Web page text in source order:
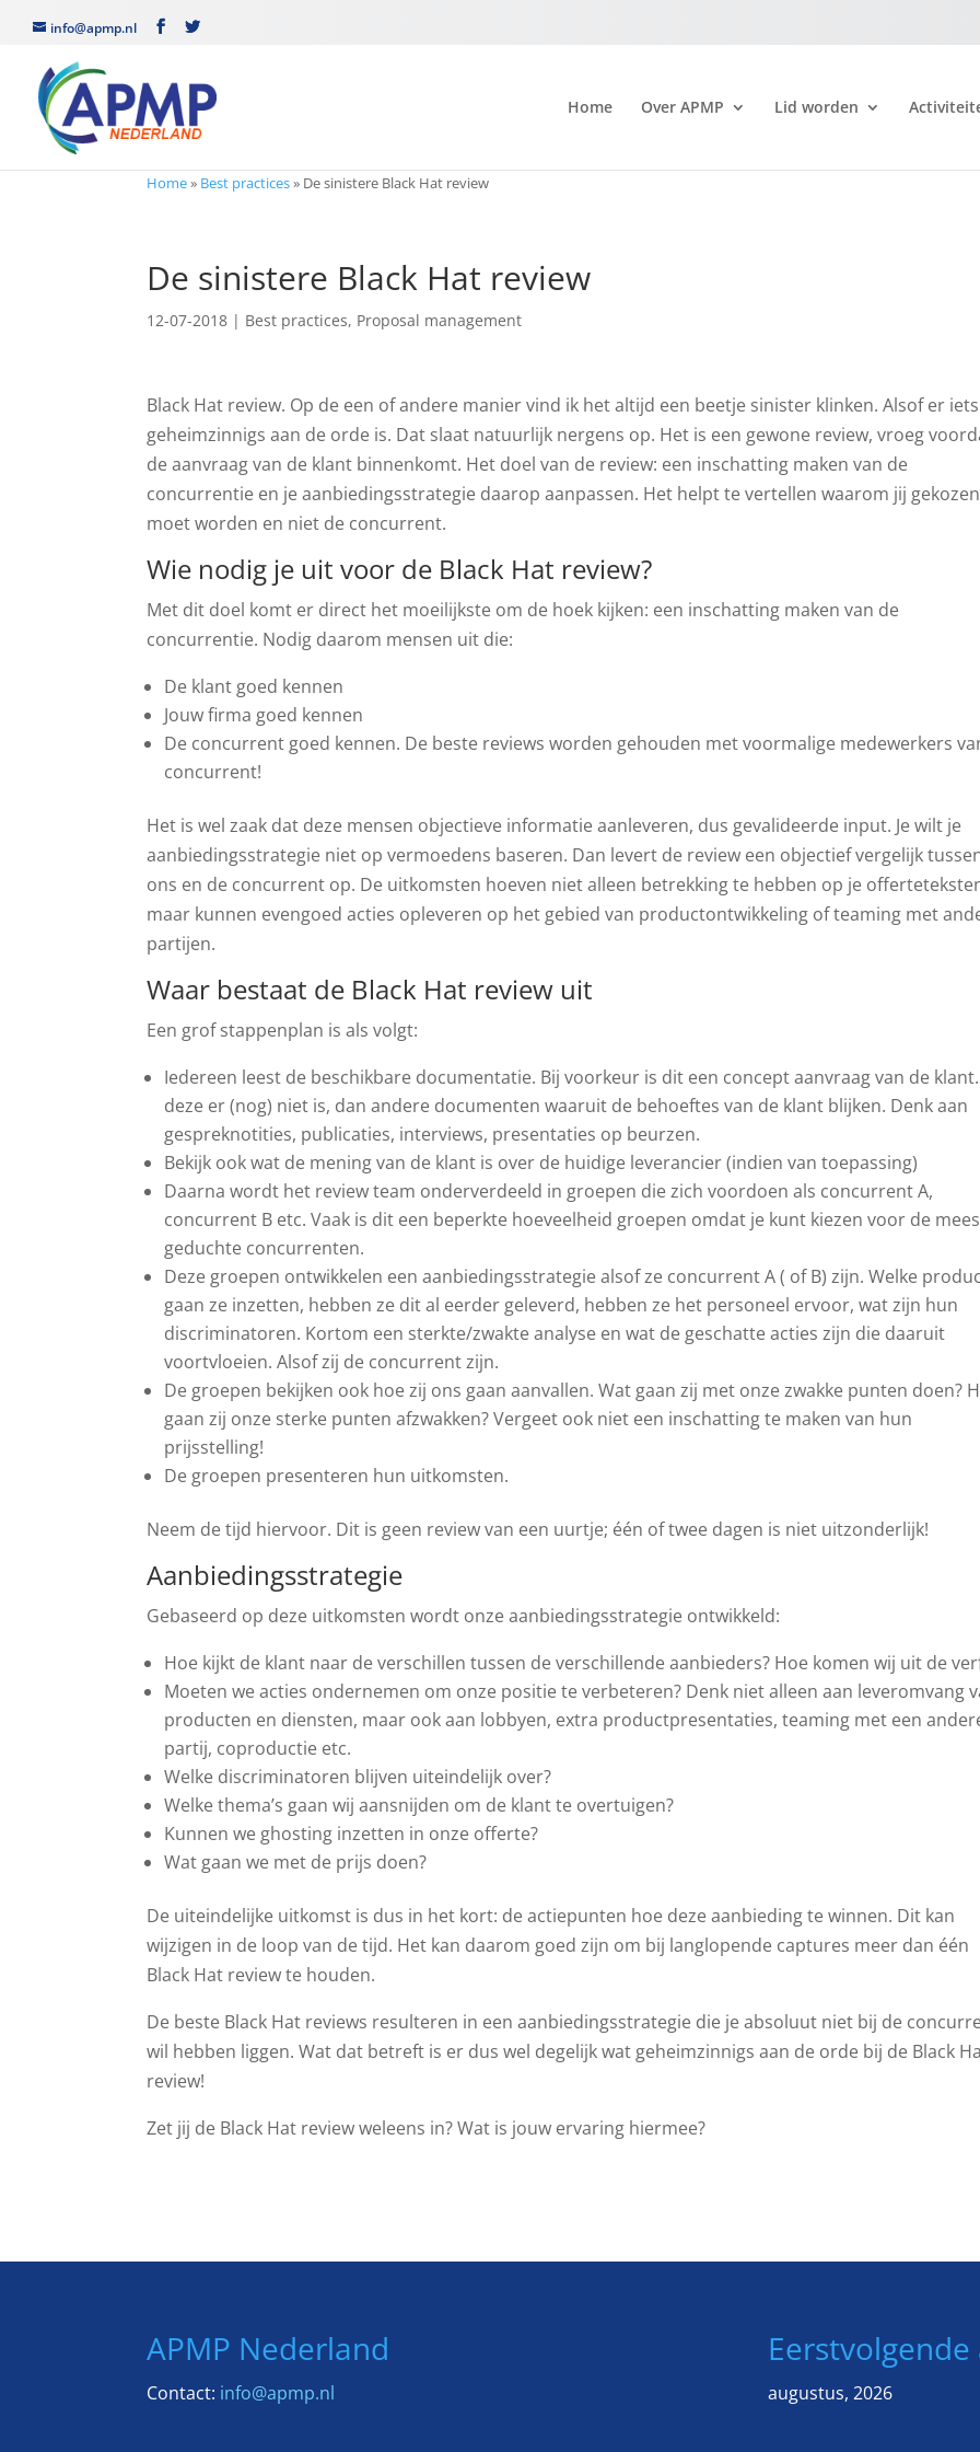
info@apmp.nl
Home Over APMP Lid worden
Home» Best practices» De sinistere Black Hat review
De sinistere Black Hat review
12-07-2018 | Best practices, Proposal management
Black Hat review. Op de een of andere manier vind ik het altijd een beetje sinister klinken. Alsof er iets
geheimzinnigs aan de orde is. Dat slaat natuurlijk nergens op. Het is een gewone review, vroeg
de aanvraag van de klant binnenkomt. Het doel van de review: een inschatting maken van de
concurrentie en je aanbiedingsstrategie daarop aanpassen. Het helpt te vertellen waarom jij gekozen
moet worden en niet de concurrent.
Wie nodig je uit voor de Black Hat review?
Met dit doel komt er direct het moeilijkste om de hoek kijken: een inschatting maken van de
concurrentie. Nodig daarom mensen uit die:
De klant goed kennen
Jouw firma goed kennen
De concurrent goed kennen. De beste reviews worden gehouden met voormalige medewerkers
concurrent!
Het is wel zaak dat deze mensen objectieve informatie aanleveren, dus gevalideerde input. Je wilt je
aanbiedingsstrategie niet op vermoedens baseren. Dan levert de review een objectief vergelijk
ons en de concurrent op. De uitkomsten hoeven niet alleen betrekking te hebben op je
maar kunnen evengoed acties opleveren op het gebied van productontwikkeling of teaming met
partijen.
Waar bestaat de Black Hat review uit
Een grof stappenplan is als volgt:
Iedereen leest de beschikbare documentatie. Bij voorkeur is dit een concept aanvraag van de
deze er (nog) niet is, dan andere documenten waaruit de behoeftes van de klant blijken. Denk aan
gespreknotities, publicaties, interviews, presentaties op beurzen.
Bekijk ook wat de mening van de klant is over de huidige leverancier (indien van toepassing)
Daarna wordt het review team onderverdeeld in groepen die zich voordoen als concurrent A,
concurrent B etc. Vaak is dit een beperkte hoeveelheid groepen omdat je kunt kiezen voor de
geduchte concurrenten.
Deze groepen ontwikkelen een aanbiedingsstrategie alsof ze concurrent A ( of B) zijn. Welke
gaan ze inzetten, hebben ze dit al eerder geleverd, hebben ze het personeel ervoor, wat zijn hun
discriminatoren. Kortom een sterkte/zwakte analyse en wat de geschatte acties zijn die daaruit
voortvloeien. Alsof zij de concurrent zijn.
De groepen bekijken ook hoe zij ons gaan aanvallen. Wat gaan zij met onze zwakke punten doen?
gaan zij onze sterke punten afzwakken? Vergeet ook niet een inschatting te maken van hun
prijsstelling!
De groepen presenteren hun uitkomsten.
Neem de tijd hiervoor. Dit is geen review van een uurtje; één of twee dagen is niet uitzonderlijk!
Aanbiedingsstrategie
Gebaseerd op deze uitkomsten wordt onze aanbiedingsstrategie ontwikkeld:
Hoe kijkt de klant naar de verschillen tussen de verschillende aanbieders? Hoe komen wij uit de
Moeten we acties ondernemen om onze positie te verbeteren? Denk niet alleen aan leveromvang
producten en diensten, maar ook aan lobbyen, extra productpresentaties, teaming met een
partij, coproductie etc.
Welke discriminatoren blijven uiteindelijk over?
Welke thema’s gaan wij aansnijden om de klant te overtuigen?
Kunnen we ghosting inzetten in onze offerte?
Wat gaan we met de prijs doen?
De uiteindelijke uitkomst is dus in het kort: de actiepunten hoe deze aanbieding te winnen. Dit kan
wijzigen in de loop van de tijd. Het kan daarom goed zijn om bij langlopende captures meer dan één
Black Hat review te houden.
De beste Black Hat reviews resulteren in een aanbiedingsstrategie die je absoluut niet bij de
wil hebben liggen. Wat dat betreft is er dus wel degelijk wat geheimzinnigs aan de orde bij de Black
review!
Zet jij de Black Hat review weleens in? Wat is jouw ervaring hiermee?
APMP Nederland
Contact: info@apmp.nl augustus, 2026